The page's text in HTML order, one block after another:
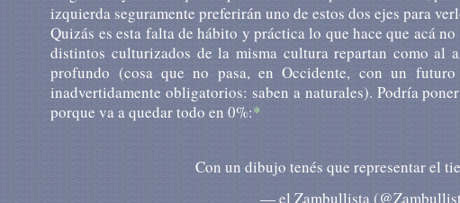
izquierda seguramente preferirán uno de estos dos ejes para
Quizás es esta falta de hábito y práctica lo que hace que acá
distintos culturizados de la misma cultura repartan como al
profundo (cosa que no pasa, en Occidente, con un
inadvertidamente obligatorios: saben a naturales). Podría
porque va a quedar todo en 0%:*
Con un dibujo tenés que representar el
— el Zambullista